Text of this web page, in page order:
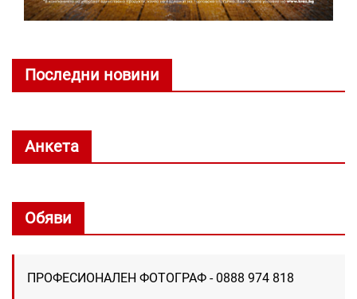
Последни новини
Анкета
Обяви
ПРОФЕСИОНАЛЕН ФОТОГРАФ - 0888 974 818